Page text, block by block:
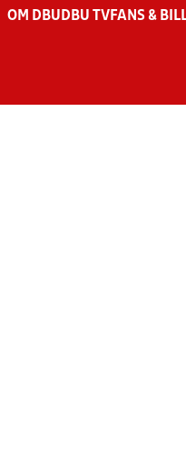
OM DBU DBU TV FANS &